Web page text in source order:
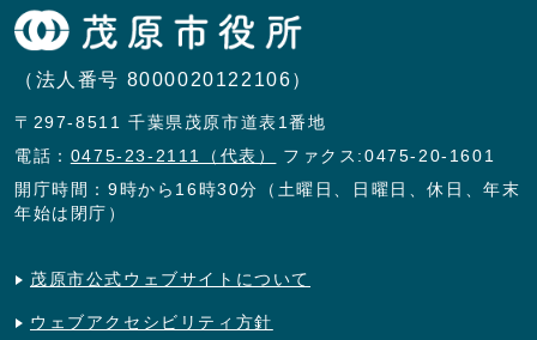
（法人番号 8000020122106）
〒297-8511 千葉県茂原市道表1番地
電話： 0475-23-2111（代表）
ファクス:0475-20-1601
開庁時間：9時から16時30分（土曜日、日曜日、休日、年末
年始は閉庁）
茂原市公式ウェブサイトについて
ウェブアクセシビリティ方針